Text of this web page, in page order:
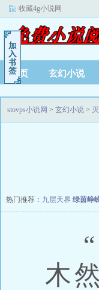
收藏4g小说网
首页 玄幻小说
stovps小说网 > 玄幻小说 >
热门推荐： 九层天界 绿茵峥
“
木